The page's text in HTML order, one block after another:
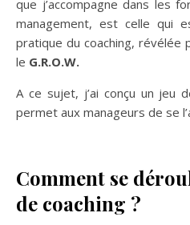
que j’accompagne dans les
management, est celle qui
pratique du coaching, révélée
le G.R.O.W.
A ce sujet, j’ai conçu un jeu
permet aux manageurs de se
Comment se
de coaching ?